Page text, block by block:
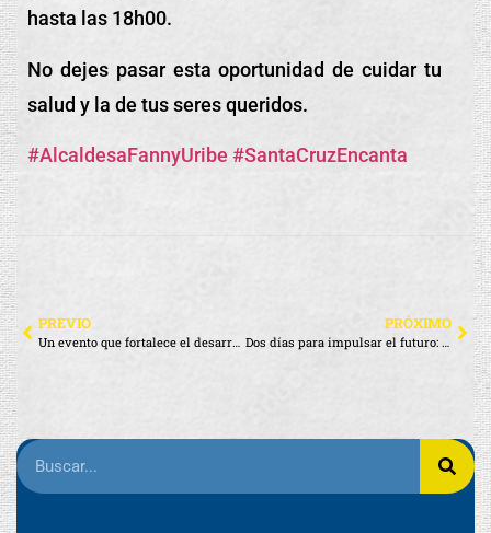
hasta las 18h00.
No dejes pasar esta oportunidad de cuidar tu
salud y la de tus seres queridos.
#AlcaldesaFannyUribe #SantaCruzEncanta
PREVIO
Un evento que fortalece el desarrollo local
PRÓXIMO
Dos días para impulsar el futuro: IV Encuentro Empresarial Galápagos